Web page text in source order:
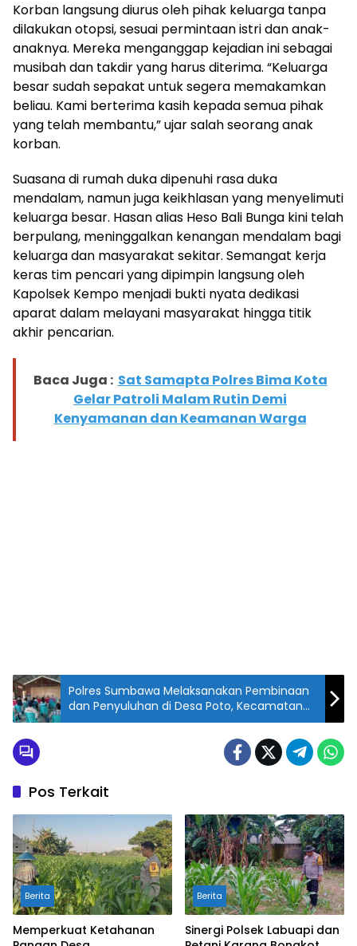
Korban langsung diurus oleh pihak keluarga tanpa
dilakukan otopsi, sesuai permintaan istri dan anak-
anaknya. Mereka menganggap kejadian ini sebagai
musibah dan takdir yang harus diterima. “Keluarga
besar sudah sepakat untuk segera memakamkan
beliau. Kami berterima kasih kepada semua pihak
yang telah membantu,” ujar salah seorang anak
korban.
Suasana di rumah duka dipenuhi rasa duka
mendalam, namun juga keikhlasan yang menyelimuti
keluarga besar. Hasan alias Heso Bali Bunga kini telah
berpulang, meninggalkan kenangan mendalam bagi
keluarga dan masyarakat sekitar. Semangat kerja
keras tim pencari yang dipimpin langsung oleh
Kapolsek Kempo menjadi bukti nyata dedikasi
aparat dalam melayani masyarakat hingga titik
akhir pencarian.
Baca Juga : Sat Samapta Polres Bima Kota
Gelar Patroli Malam Rutin Demi
Kenyamanan dan Keamanan Warga
Polres Sumbawa Melaksanakan Pembinaan
dan Penyuluhan di Desa Poto, Kecamatan
Moyo Hilir
Pos Terkait
Berita
Memperkuat Ketahanan
Berita
Sinergi Polsek Labuapi dan